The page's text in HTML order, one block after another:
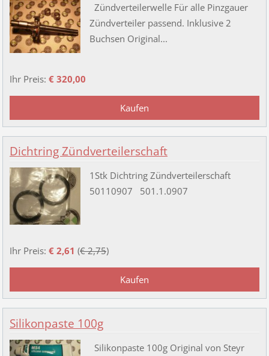
Zündverteilerwelle Für alle Pinzgauer
Zündverteiler passend. Inklusive 2
Buchsen Original...
Ihr Preis: € 320,00
Dichtring Zündverteilerschaft
1Stk Dichtring Zündverteilerschaft
50110907 501.1.0907
Ihr Preis: € 2,61 (€ 2,75)
Silikonpaste 100g
Silikonpaste 100g Original von Steyr